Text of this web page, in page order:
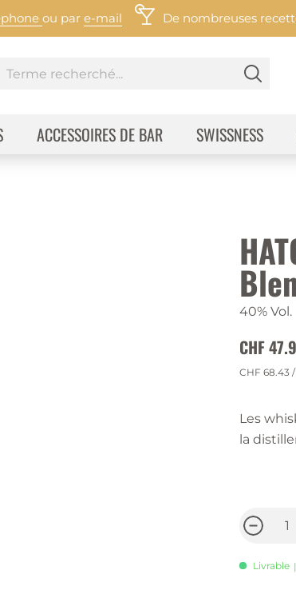
ou par e-mail De nombreuses
ACCESSOIRES DE BAR SWISSNESS
40% Vol.
CHF
CHF 68.43/
Les
la
Livrable